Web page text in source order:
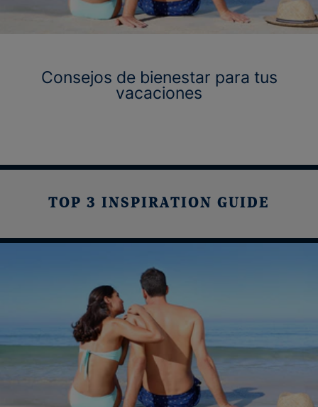
Consejos de bienestar para tus
vacaciones
TOP 3 INSPIRATION GUIDE